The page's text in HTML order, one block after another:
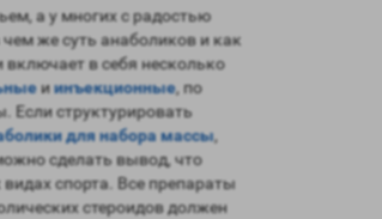
а у многих с радостью
же суть анаболиков и как
в себя несколько
иинъекционные, по
Если структурировать
для набора массы,
сделать вывод, что
спорта. Все препараты
стероидов должен